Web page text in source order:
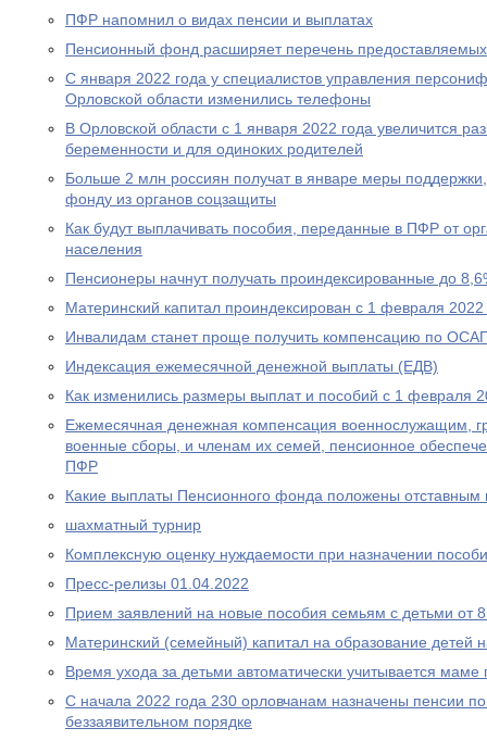
ПФР напомнил о видах пенсии и выплатах
Пенсионный фонд расширяет перечень
С января 2022 года у специалистов управления
Орловской области изменились телефоны
В Орловской области с 1 января 2022 года увеличится
беременности и для одиноких родителей
Больше 2 млн россиян получат в январе меры
фонду из органов соцзащиты
Как будут выплачивать пособия, переданные в ПФР от
населения
Пенсионеры начнут получать проиндексированные до
Материнский капитал проиндексирован с 1 февраля 2022
Инвалидам станет проще получить компенсацию по
Индексация ежемесячной денежной выплаты (ЕДВ)
Как изменились размеры выплат и пособий с 1 февраля
Ежемесячная денежная компенсация военнослужащим,
военные сборы, и членам их семей, пенсионное
ПФР
Какие выплаты Пенсионного фонда положены
шахматный турнир
Комплексную оценку нуждаемости при назначении
Пресс-релизы 01.04.2022
Прием заявлений на новые пособия семьям с детьми от
Материнский (семейный) капитал на образование детей
Время ухода за детьми автоматически учитывается
С начала 2022 года 230 орловчанам назначены пенсии
беззаявительном порядке